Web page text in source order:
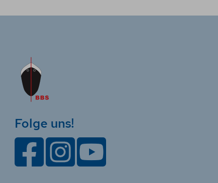
F. A. Vinnen & Co. (GmbH & Co. KG)
Bremen
Weltweit
Container-Feeder, Bulker, Tanker,
Schwergut, Offshore
Folge uns!